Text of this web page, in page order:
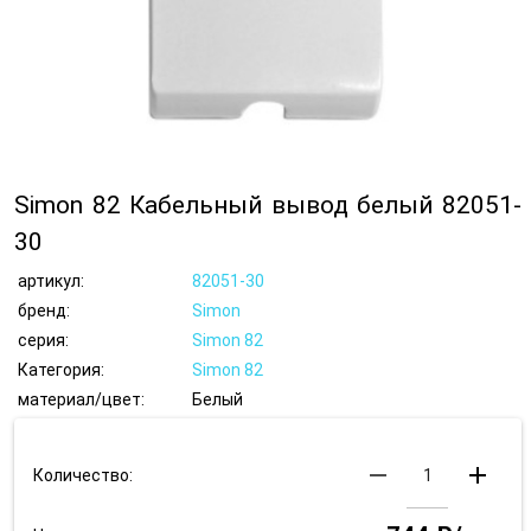
Simon 82 Кабельный вывод белый 82051-
30
артикул:
82051-30
бренд:
Simon
серия:
Simon 82
Категория:
Simon 82
материал/цвет:
Белый
Количество: remove add